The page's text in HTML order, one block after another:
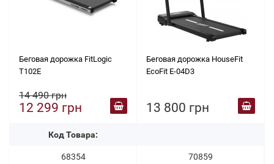
Беговая дорожка FitLogic
T102E
14 490 грн
12 299 грн
Код Товара:
68354
Беговая дорожка HouseFit
EcoFit E-04D3
13 800 грн
70859